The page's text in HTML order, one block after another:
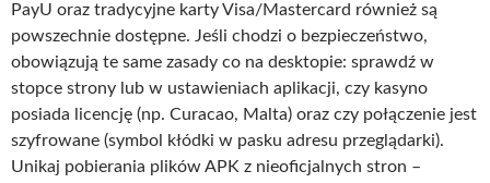
PayU oraz tradycyjne karty Visa/Mastercard również są
powszechnie dostępne. Jeśli chodzi o bezpieczeństwo,
obowiązują te same zasady co na desktopie: sprawdź w
stopce strony lub w ustawieniach aplikacji, czy kasyno
posiada licencję (np. Curacao, Malta) oraz czy połączenie jest
szyfrowane (symbol kłódki w pasku adresu przeglądarki).
Unikaj pobierania plików APK z nieoficjalnych stron –